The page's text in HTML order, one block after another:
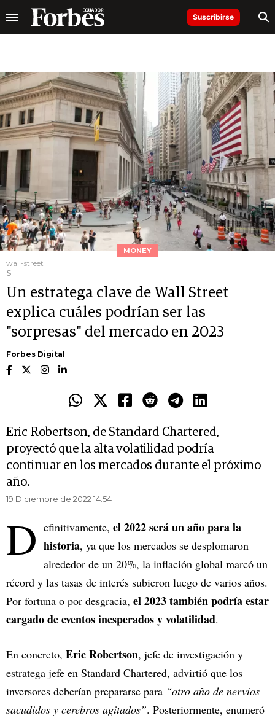
Suscribirse
MONEY
wall-street
S
Un estratega clave de Wall Street
explica cuáles podrían ser las
"sorpresas" del mercado en 2023
Forbes Digital
Eric Robertson, de Standard Chartered,
proyectó que la alta volatilidad podría
continuar en los mercados durante el próximo
año.
19 Diciembre de 2022 14.54
D efinitivamente, el 2022 será un año para la
historia, ya que los mercados se desplomaron
alrededor de un 20%, la inflación global marcó un
récord y las tasas de interés subieron luego de varios años.
Por fortuna o por desgracia, el 2023 también podría estar
cargado de eventos inesperados y volatilidad.
En concreto, Eric Robertson, jefe de investigación y
estratega jefe en Standard Chartered, advirtió que los
inversores deberían prepararse para “otro año de nervios
sacudidos y cerebros agitados”. Posteriormente, enumeró